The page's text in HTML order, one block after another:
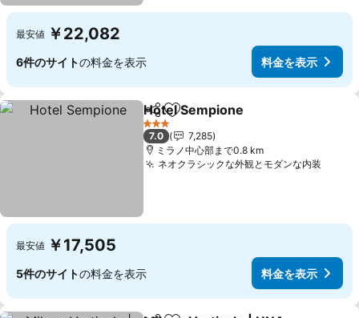
最安値 ￥22,082
6件のサイトの料金を表示 料金を表示
シェアお気に入りに追加
Hotel Sempione
3 ホテルのランク
7.0
7,285
ミラノ中心部まで0.8 km
ネオクラシックな外観とモダンな内装料金
最安値 ￥17,505
5件のサイトの料金を表示 料金を表示